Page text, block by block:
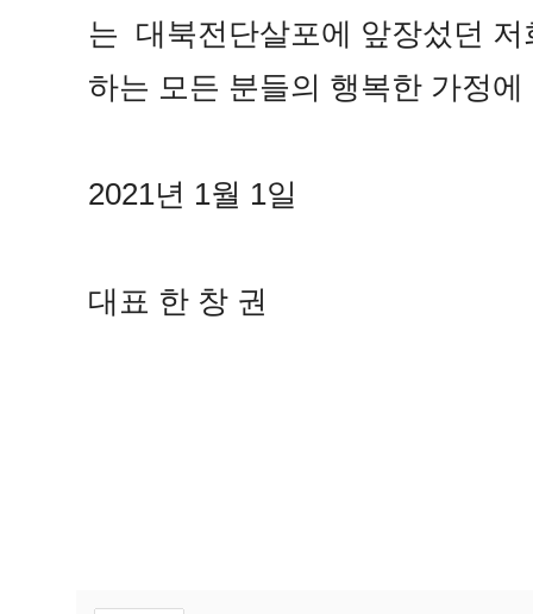
는 대북전단살포에 앞장섰던
하는 모든 분들의 행복한 가정
2021년 1월 1일
대표 한 창 권